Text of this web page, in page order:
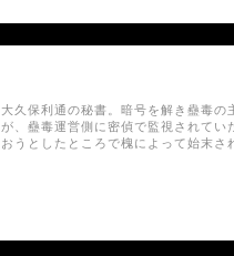
大久保利通の秘書。暗号を解き蠱毒の
が、蠱毒運営側に密偵で監視されてい
おうとしたところで槐によって始末